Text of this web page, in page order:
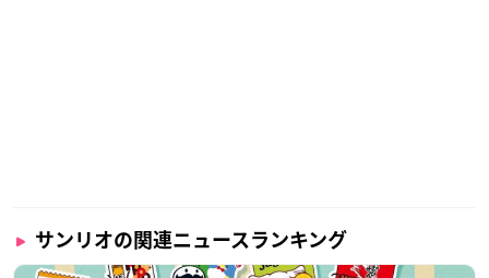
サンリオの関連ニュースランキング